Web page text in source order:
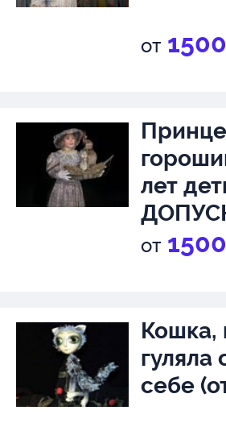
от 1500
лет
от 1500
Кошка,
гуляла
себе